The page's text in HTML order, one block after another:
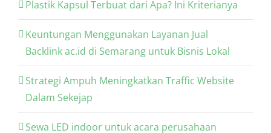
Plastik Kapsul Terbuat dari Apa? Ini Kriterianya
Keuntungan Menggunakan Layanan Jual
Backlink ac.id di Semarang untuk Bisnis Lokal
Strategi Ampuh Meningkatkan Traffic Website
Dalam Sekejap
Sewa LED indoor untuk acara perusahaan